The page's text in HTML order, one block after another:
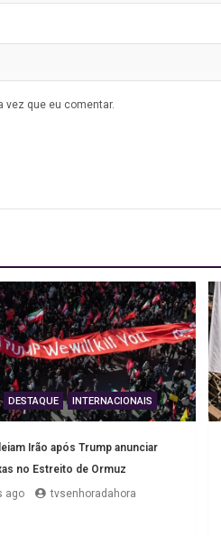
vez que eu comentar.
DESTAQUE INTERNACIONAIS
Irão após Trump anunciar
no Estreito de Ormuz
ago
tvsenhoradahora